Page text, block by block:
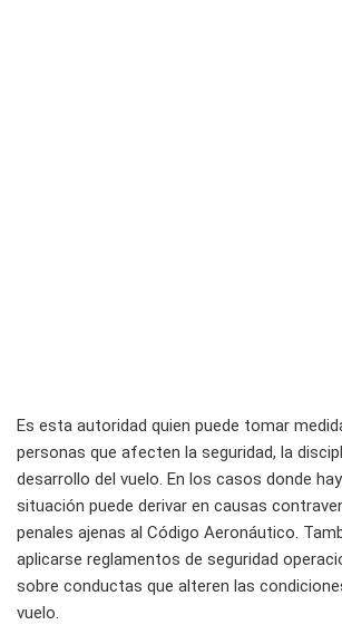
Es esta autoridad quien puede tomar
personas que afecten la seguridad, la
desarrollo del vuelo. En los casos donde
situación puede derivar en causas
penales ajenas al Código Aeronáutico.
aplicarse reglamentos de seguridad
sobre conductas que alteren las
vuelo.